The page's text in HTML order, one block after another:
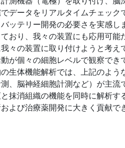
データをリアルタイムチェッ
ッテリー開発の必要さを実感
おり、我々の装置にも応用可能
々の装置に取り付けようと考え
が個々の細胞レベルで観察で
生体機能解析では、上記のよ
、脳神経細胞計測など）が主
抹消組織の機能を同時に解析
よび治療薬開発に大きく貢献で